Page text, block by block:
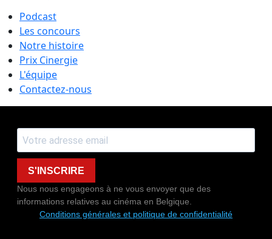
Podcast
Les concours
Notre histoire
Prix Cinergie
L'équipe
Contactez-nous
S'INSCRIRE
Nous nous engageons à ne vous envoyer que des
informations relatives au cinéma en Belgique.
Conditions générales et politique de confidentialité